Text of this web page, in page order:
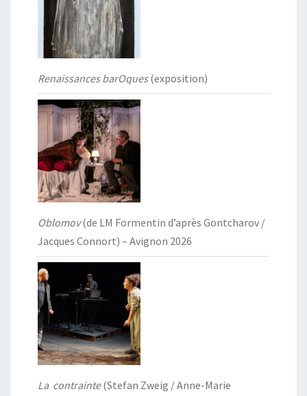
Renaissances barOques(exposition)
Oblomov(de LM Formentin d’après Gontcharov /
Jacques Connort) – Avignon 2026
La contrainte(Stefan Zweig / Anne-Marie